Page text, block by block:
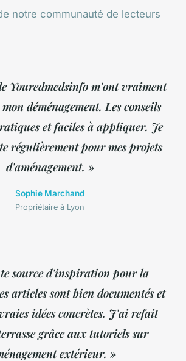
notre communauté de lecteurs
Youredmedsinfo m'ont vraiment
déménagement. Les conseils
et faciles à appliquer. Je
régulièrement pour mes projets
d'aménagement. »
Sophie Marchand
Propriétaire à Lyon
source d'inspiration pour la
articles sont bien documentés et
idées concrètes. J'ai refait
grâce aux tutoriels sur
extérieur. »